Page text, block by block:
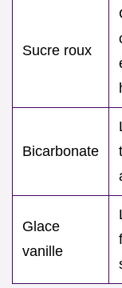
Sucre roux
Bicarbonate
Glace
vanille